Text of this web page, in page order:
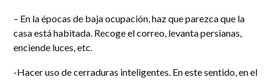
– En la épocas de baja ocupación, haz que parezca que la
casa está habitada. Recoge el correo, levanta persianas,
enciende luces, etc.
-Hacer uso de cerraduras inteligentes. En este sentido, en el